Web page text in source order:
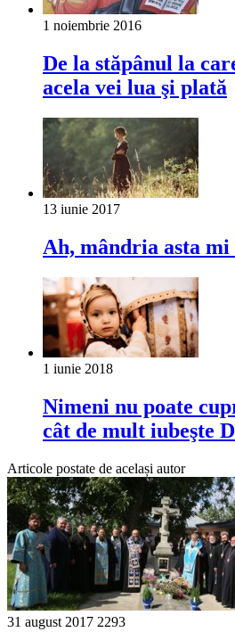
1 noiembrie 2016
De la stăpânul la
acela vei lua şi plată
13 iunie 2017
Ah, mândria asta
1 iunie 2018
Nimeni nu poate
cât de mult iubeşte
Articole postate de același autor
31 august 2017 2293